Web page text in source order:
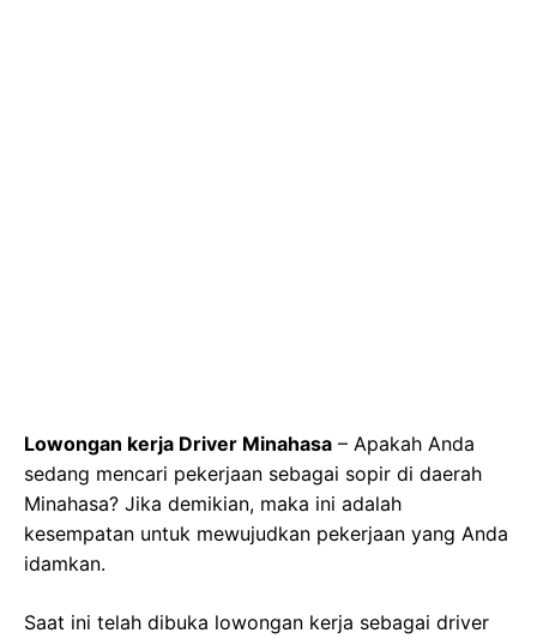
Lowongan kerja Driver Minahasa – Apakah Anda
sedang mencari pekerjaan sebagai sopir di daerah
Minahasa? Jika demikian, maka ini adalah
kesempatan untuk mewujudkan pekerjaan yang Anda
idamkan.
Saat ini telah dibuka lowongan kerja sebagai driver